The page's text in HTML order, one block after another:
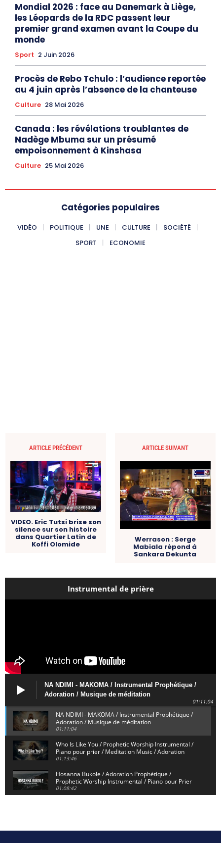
Mondial 2026 : face au Danemark à Liège,
les Léopards de la RDC passent leur
premier grand examen avant la Coupe du
monde
Sport 2 Juin 2026
Procès de Rebo Tchulo : l’audience reportée
au 4 juin après l’absence de la chanteuse
Culture 28 Mai 2026
Canada : les révélations troublantes de
Nadège Mbuma sur un présumé
empoisonnement à Kinshasa
Culture 25 Mai 2026
Catégories populaires
VIDÉO POLITIQUE UNE CULTURE
SOCIÉTÉ
SPORT
ECONOMIE
ARTICLE PRÉCÉDENT
VIDEO. Eric Tutsi brise son
silence sur son histoire
dans Quartier Latin de
Koffi Olomide
ARTICLE SUIVANT
Werrason : Serge
Mabiala répond à
Sankara Dekunta
Instrumental de prière
NA NDIMI - MAKOMA / Instrumental Prophétique /
Adoration / Musique de méditation
01:11:04
NA NDIMI - MAKOMA / Instrumental Prophétique /
Adoration / Musique de méditation
01:11:04
Who Is Like You / Prophetic Worship Instrumental /
Piano pour prier / Meditation Music / Adoration
01:13:46
Hosanna Bukole / Adoration Prophétique /
Prophetic Worship Instrumental / Piano pour Prier
01:08:42
Dieu de Secours - God of Rescue / Adoration